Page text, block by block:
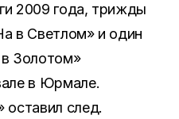
2009 года, трижды
в Светлом» и один
Золотом»
в Юрмале.
след.